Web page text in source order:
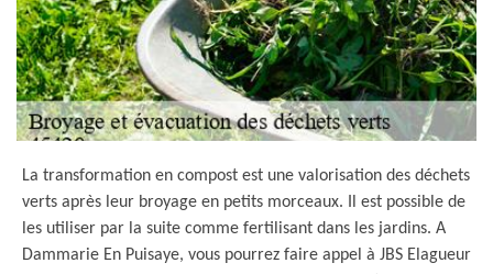
La transformation en compost est une valorisation des déchets
verts après leur broyage en petits morceaux. Il est possible de
les utiliser par la suite comme fertilisant dans les jardins. A
Dammarie En Puisaye, vous pourrez faire appel à JBS Elagueur